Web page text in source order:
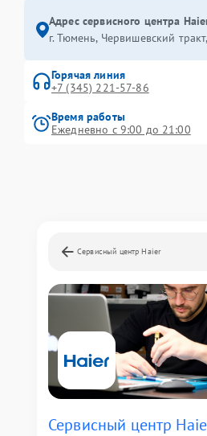
Адрес сервисного центра
г. Тюмень, ​Червишевский
Горячая линия
+7 (345) 221-57-86
Время работы
Ежедневно с 9:00 до 21:00
Сервисный центр Haier
Сервисный центр